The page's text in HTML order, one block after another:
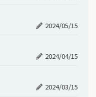
2024/05/15
2024/04/15
2024/03/15